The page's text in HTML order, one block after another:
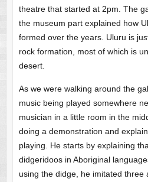
theatre that started at 2pm. The
the museum part explained how
formed over the years. Uluru is
rock formation, most of which is
desert.
As we were walking around the
music being played somewhere
musician in a little room in the
doing a demonstration and
playing. He starts by explaining
didgeridoos in Aboriginal
using the didge, he imitated three